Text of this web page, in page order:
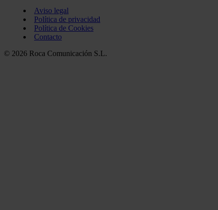
Aviso legal
Política de privacidad
Política de Cookies
Contacto
© 2026 Roca Comunicación S.L.